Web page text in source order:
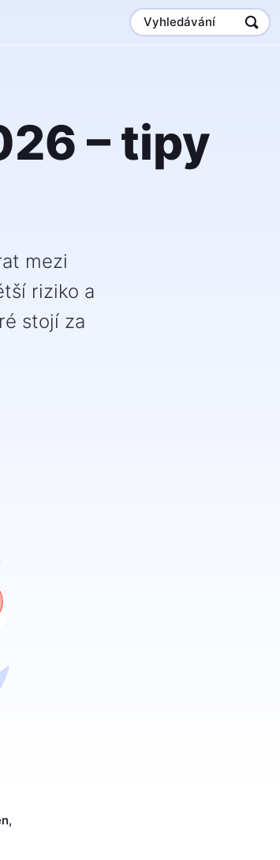
Vyhledávání
– tipy
mezi
riziko a
stojí za